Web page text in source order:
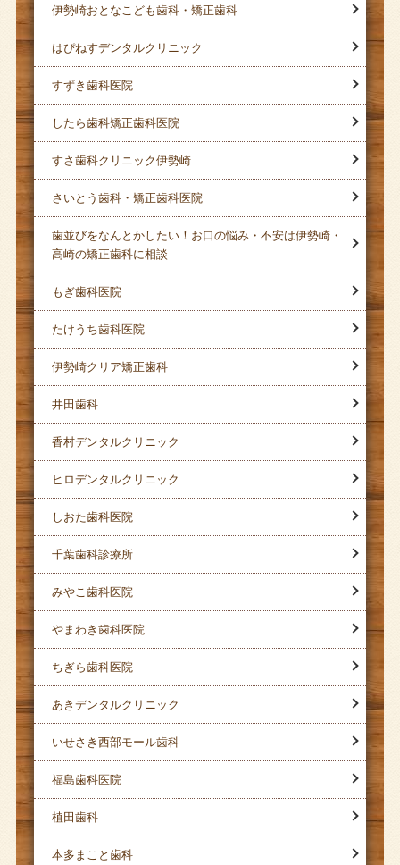
伊勢崎おとなこども歯科・矯正歯科
はぴねすデンタルクリニック
すずき歯科医院
したら歯科矯正歯科医院
すさ歯科クリニック伊勢崎
さいとう歯科・矯正歯科医院
歯並びをなんとかしたい！お口の悩み・不安は伊勢崎・
高崎の矯正歯科に相談
もぎ歯科医院
たけうち歯科医院
伊勢崎クリア矯正歯科
井田歯科
香村デンタルクリニック
ヒロデンタルクリニック
しおた歯科医院
千葉歯科診療所
みやこ歯科医院
やまわき歯科医院
ちぎら歯科医院
あきデンタルクリニック
いせさき西部モール歯科
福島歯科医院
植田歯科
本多まこと歯科